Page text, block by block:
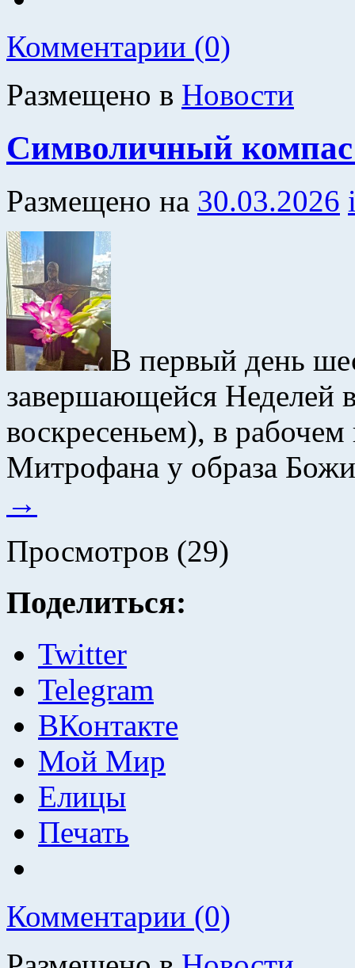
Комментарии (0)
Размещено в Новости
Символичный компас
Размещено на 30.03.2026
В первый день
завершающейся Неделей
воскресеньем), в
Митрофана у образа
→
Просмотров (29)
Поделиться:
Twitter
Telegram
ВКонтакте
Мой Мир
Елицы
Печать
Комментарии (0)